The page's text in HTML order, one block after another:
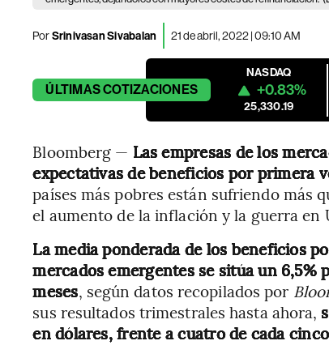
PorSrinivasan Sivabalan 21 de abril, 2022 | 09:10 AM
ÚLTIMASCOTIZACIONES
NASDAQ
+0.83%
25,330.19
Bloomberg — Las empresas de los
expectativas de beneficios por primera
países más pobres están sufriendo más
el aumento de la inflación y la guerra en
La media ponderada de los beneficios
mercados emergentes se sitúa un 6,5%
meses, según datos recopilados por
sus resultados trimestrales hasta ahora,
en dólares, frente a cuatro de cada